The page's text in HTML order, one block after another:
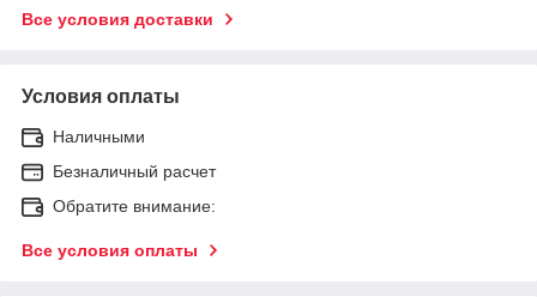
Все условия доставки
Условия оплаты
Наличными
Безналичный расчет
Обратите внимание:
Все условия оплаты